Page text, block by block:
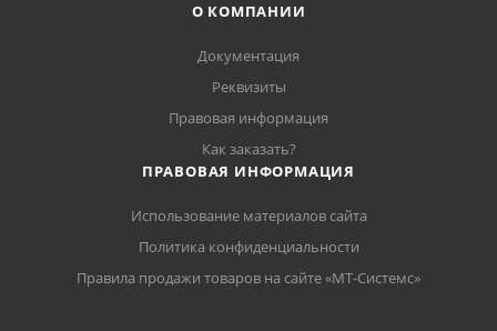
О КОМПАНИИ
Документация
Реквизиты
Правовая информация
Как заказать?
ПРАВОВАЯ ИНФОРМАЦИЯ
Использование материалов сайта
Политика конфиденциальности
Правила продажи товаров на сайте «МТ-Системс»